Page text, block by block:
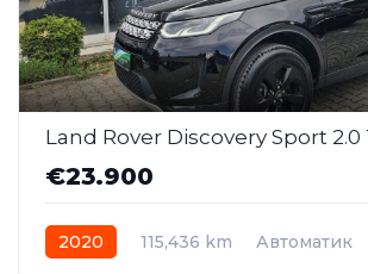
€23.900
2020 115,436 km Автоматик